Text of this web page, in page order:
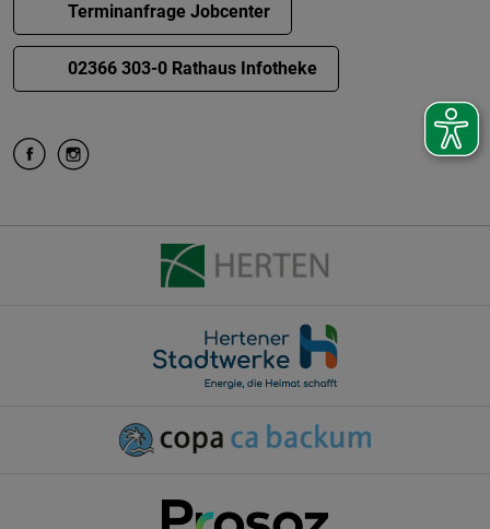
Terminanfrage Jobcenter
02366 303-0 Rathaus Infotheke